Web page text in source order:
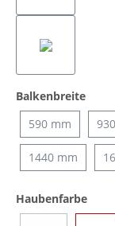
Balkenbreite
590 mm
1440 mm
Haubenfarbe